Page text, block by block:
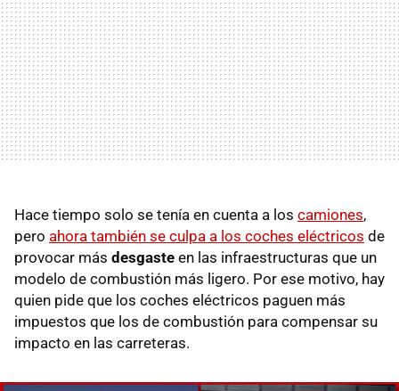
Hace tiempo solo se tenía en cuenta a los camiones,
pero ahora también se culpa a los coches eléctricos de
provocar más desgaste en las infraestructuras que un
modelo de combustión más ligero. Por ese motivo, hay
quien pide que los coches eléctricos paguen más
impuestos que los de combustión para compensar su
impacto en las carreteras.